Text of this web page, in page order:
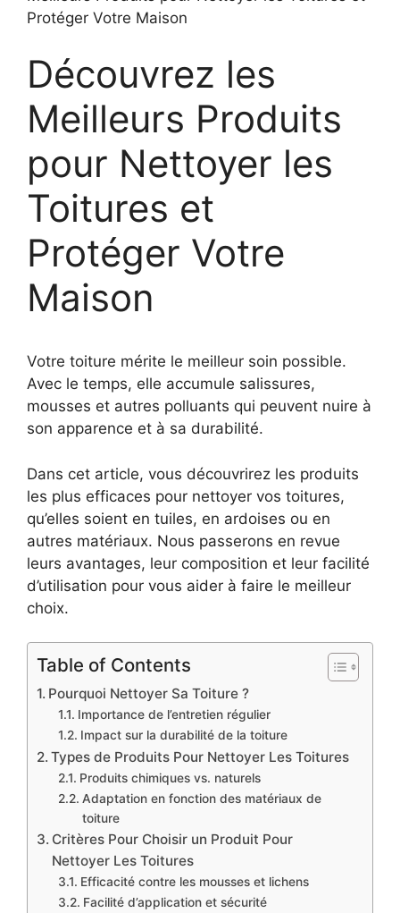
Protéger Votre Maison
Découvrez les
Meilleurs Produits
pour Nettoyer les
Toitures et
Protéger Votre
Maison
Votre toiture mérite le meilleur soin possible.
Avec le temps, elle accumule salissures,
mousses et autres polluants qui peuvent nuire à
son apparence et à sa durabilité.
Dans cet article, vous découvrirez les produits
les plus efficaces pour nettoyer vos toitures,
qu’elles soient en tuiles, en ardoises ou en
autres matériaux. Nous passerons en revue
leurs avantages, leur composition et leur facilité
d’utilisation pour vous aider à faire le meilleur
choix.
Table of Contents
Pourquoi Nettoyer Sa Toiture ?
Importance de l’entretien régulier
Impact sur la durabilité de la toiture
Types de Produits Pour Nettoyer Les Toitures
Produits chimiques vs. naturels
Adaptation en fonction des matériaux de
toiture
Critères Pour Choisir un Produit Pour
Nettoyer Les Toitures
Efficacité contre les mousses et lichens
Facilité d’application et sécurité